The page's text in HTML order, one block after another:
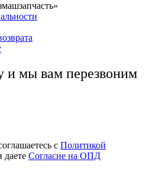
и мы вам перезвоним
с Политикой
даете Согласие на ОПД